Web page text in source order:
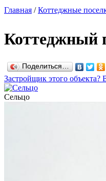
Главная / Коттеджные
Коттеджный
Поделиться…
Застройщик этого
Сельцо